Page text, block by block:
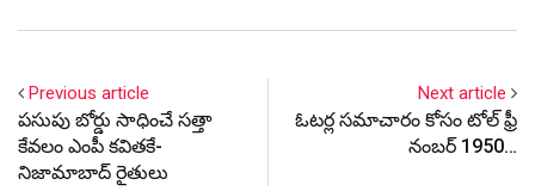
గుత్తా సుఖేందర్ రెడ్డి(నల్లగొండ),
Previous article
పసుపు బోర్డు సాధించే సత్తా
కేవలం ఎంపీ కవితకే-
నిజామాబాద్ రైతులు
Next article
ఓటర్ల సమాచారం కోసం టోల్ ఫ్రీ
నంబర్ 1950…